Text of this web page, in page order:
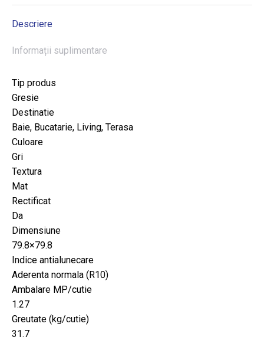
Descriere
Informații suplimentare
Tip produs
Gresie
Destinatie
Baie, Bucatarie, Living, Terasa
Culoare
Gri
Textura
Mat
Rectificat
Da
Dimensiune
79.8×79.8
Indice antialunecare
Aderenta normala (R10)
Ambalare MP/cutie
1.27
Greutate (kg/cutie)
31.7